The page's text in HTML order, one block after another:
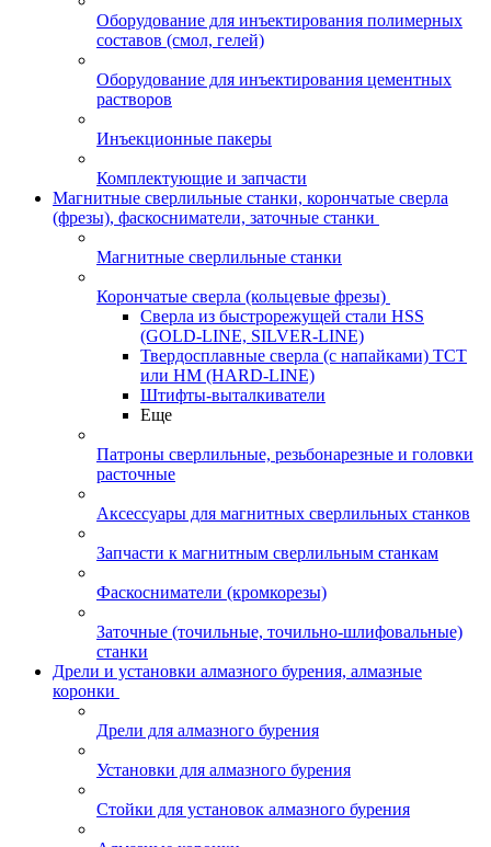
Оборудование для инъектирования полимерных
составов (смол, гелей)
Оборудование для инъектирования цементных
растворов
Инъекционные пакеры
Комплектующие и запчасти
Магнитные сверлильные станки, корончатые сверла
(фрезы), фаскосниматели, заточные станки
Магнитные сверлильные станки
Корончатые сверла (кольцевые фрезы)
Сверла из быстрорежущей стали HSS
(GOLD-LINE, SILVER-LINE)
Твердосплавные сверла (с напайками) ТСТ
или HM (HARD-LINE)
Штифты-выталкиватели
Еще
Патроны сверлильные, резьбонарезные и головки
расточные
Аксессуары для магнитных сверлильных станков
Запчасти к магнитным сверлильным станкам
Фаскосниматели (кромкорезы)
Заточные (точильные, точильно-шлифовальные)
станки
Дрели и установки алмазного бурения, алмазные
коронки
Дрели для алмазного бурения
Установки для алмазного бурения
Стойки для установок алмазного бурения